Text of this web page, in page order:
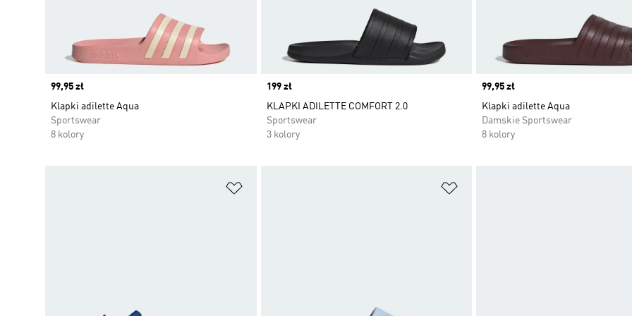
Price
99,95 zł
Klapki adilette Aqua
Sportswear
8 kolory
Price
199 zł
KLAPKI ADILETTE COMFORT 2.0
Sportswear
3 kolory
Price
99,95 zł
Klapki adilette Aqua
Damskie Sportswear
8 kolory